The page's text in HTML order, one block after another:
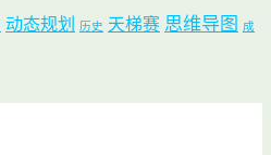
动态规划 历史 天梯赛 思维导图 成